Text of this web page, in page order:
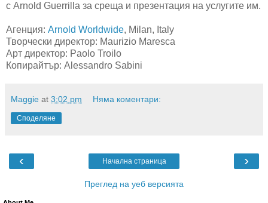
с Arnold Guerrilla за среща и презентация на услугите им.
Агенция: Arnold Worldwide, Milan, Italy
Творчески директор: Maurizio Maresca
Арт директор: Paolo Troilo
Копирайтър: Alessandro Sabini
Maggie at 3:02 pm Няма коментари:
Споделяне
‹ ›
Начална страница
Преглед на уеб версията